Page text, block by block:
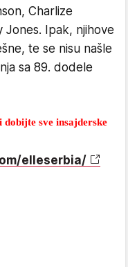
Charlize
Jones. Ipak, njihove
te se nisu našle
sa 89. dodele
sve insajderske
elleserbia/